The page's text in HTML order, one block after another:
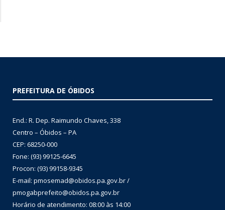
PREFEITURA DE ÓBIDOS
End.: R. Dep. Raimundo Chaves, 338
Centro – Óbidos – PA
CEP: 68250-000
Fone: (93) 99125-6645
Procon: (93) 99158-9345
E-mail: pmosemad@obidos.pa.gov.br /
pmogabprefeito@obidos.pa.gov.br
Horário de atendimento: 08:00 às 14:00